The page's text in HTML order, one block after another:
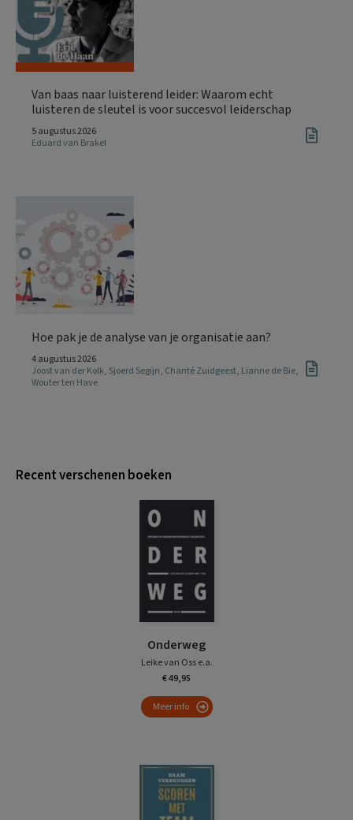
Van baas naar luisterend leider: Waarom echt
luisteren de sleutel is voor succesvol leiderschap
5 augustus 2026
Eduard van Brakel
Hoe pak je de analyse van je organisatie aan?
4 augustus 2026
Joost van der Kolk, Sjoerd Segijn, Chanté Zuidgeest, Lianne de Bie,
Wouter ten Have
Recent verschenen boeken
Onderweg
Leike van Oss e.a.
€ 49,95
Meer info